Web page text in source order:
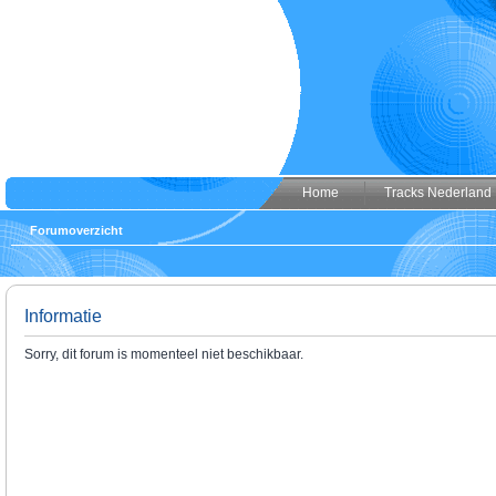
Home Tracks Nederland
Forumoverzicht
Informatie
Sorry, dit forum is momenteel niet beschikbaar.